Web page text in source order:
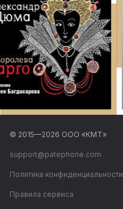
© 2015—2026 ООО «КМТ»
support@patephone.com
Политика конфиденциальности
Правила сервиса